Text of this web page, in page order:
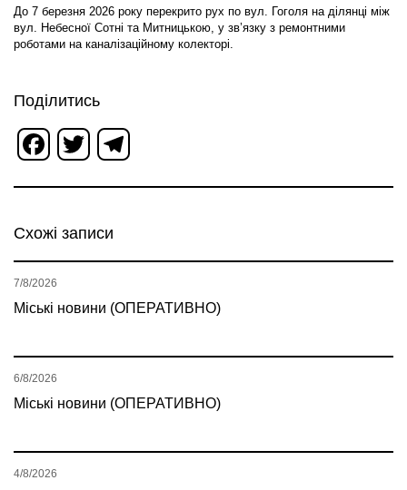
До 7 березня 2026 року перекрито рух по вул. Гоголя на ділянці між
вул. Небесної Сотні та Митницькою, у зв’язку з ремонтними
роботами на каналізаційному колекторі.
Поділитись
Facebook
Twitter
Схожі записи
Міські новини (ОПЕРАТИВНО)
7/8/2026
Міські новини (ОПЕРАТИВНО)
6/8/2026
4/8/2026